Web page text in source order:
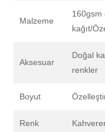
Malzeme
160gsm
kağıt/
Aksesuar
Doğal
renkler
Boyut
Renk